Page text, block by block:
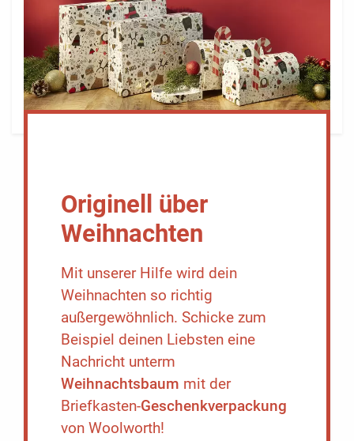
Originell über
Weihnachten
Mit unserer Hilfe wird dein
Weihnachten so richtig
außergewöhnlich. Schicke zum
Beispiel deinen Liebsten eine
Nachricht unterm
Weihnachtsbaum mit der
Briefkasten-Geschenkverpackung
von Woolworth!